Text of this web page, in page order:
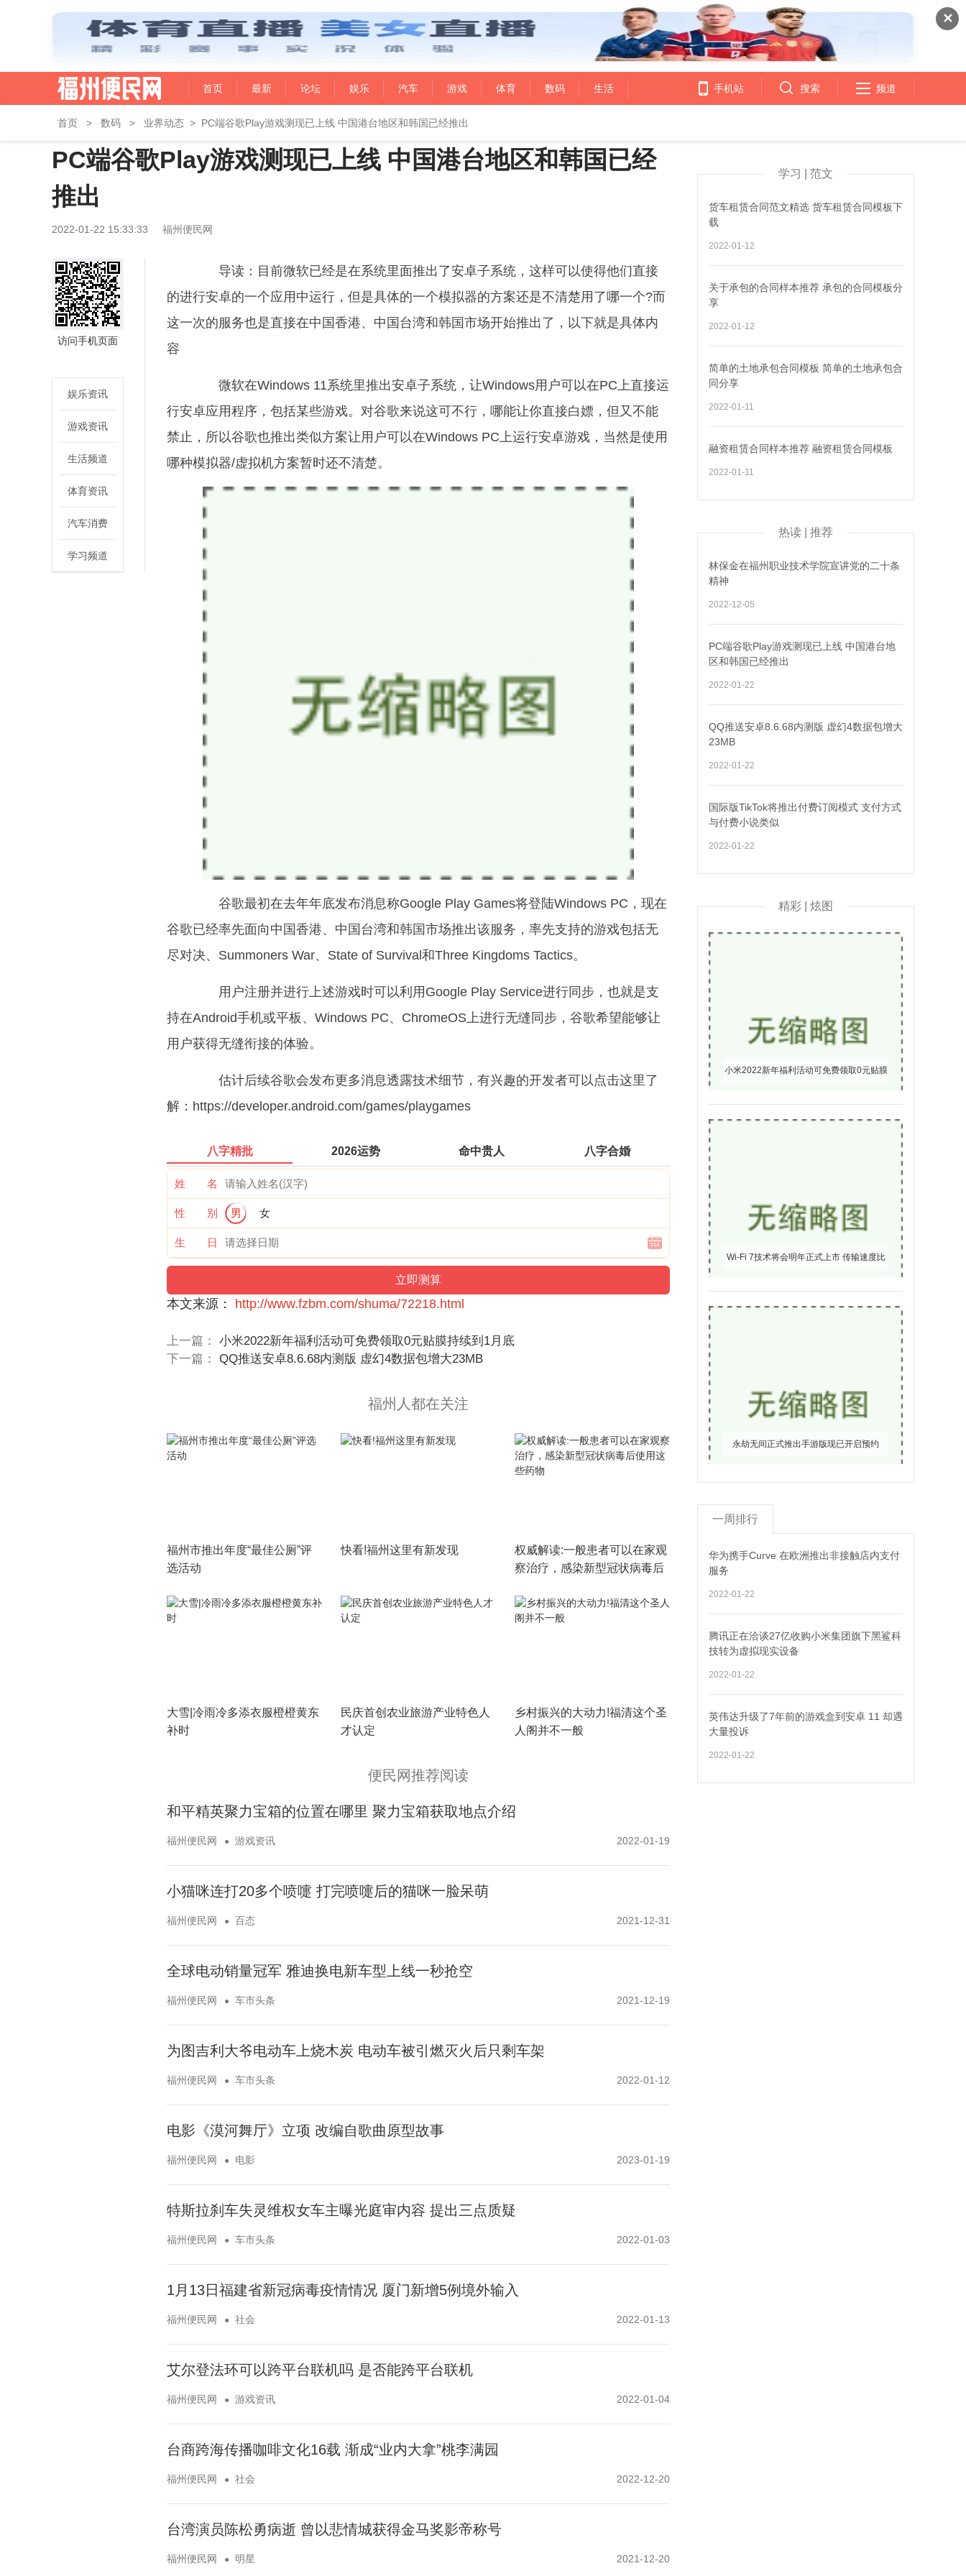
✕
首页 最新 论坛 娱乐 汽车 游戏 体育 数码 生活 手机站 搜索 频道
首页 > 数码 > 业界动态 > PC端谷歌Play游戏测现已上线 中国港台地区和韩国已经推出
PC端谷歌Play游戏测现已上线 中国港台地区和韩国已经
推出
2022-01-22 15:33:33 福州便民网
访问手机页面
娱乐资讯
游戏资讯
生活频道
体育资讯
汽车消费
学习频道
导读：目前微软已经是在系统里面推出了安卓子系统，这样可以使得他们直接
的进行安卓的一个应用中运行，但是具体的一个模拟器的方案还是不清楚用了哪一个?而
这一次的服务也是直接在中国香港、中国台湾和韩国市场开始推出了，以下就是具体内
容
微软在Windows 11系统里推出安卓子系统，让Windows用户可以在PC上直接运
行安卓应用程序，包括某些游戏。对谷歌来说这可不行，哪能让你直接白嫖，但又不能
禁止，所以谷歌也推出类似方案让用户可以在Windows PC上运行安卓游戏，当然是使用
哪种模拟器/虚拟机方案暂时还不清楚。
谷歌最初在去年年底发布消息称Google Play Games将登陆Windows PC，现在
谷歌已经率先面向中国香港、中国台湾和韩国市场推出该服务，率先支持的游戏包括无
尽对决、Summoners War、State of Survival和Three Kingdoms Tactics。
用户注册并进行上述游戏时可以利用Google Play Service进行同步，也就是支
持在Android手机或平板、Windows PC、ChromeOS上进行无缝同步，谷歌希望能够让
用户获得无缝衔接的体验。
估计后续谷歌会发布更多消息透露技术细节，有兴趣的开发者可以点击这里了
解：https://developer.android.com/games/playgames
八字精批 2026运势 命中贵人 八字合婚
姓 名
性 别 男 女
生 日
本文来源： http://www.fzbm.com/shuma/72218.html
上一篇： 小米2022新年福利活动可免费领取0元贴膜持续到1月底
下一篇： QQ推送安卓8.6.68内测版 虚幻4数据包增大23MB
福州人都在关注
福州市推出年度“最佳公厕”评
选活动
快看!福州这里有新发现
权威解读:一般患者可以在家观
察治疗，感染新型冠状病毒后
大雪|冷雨冷多添衣服橙橙黄东
补时
民庆首创农业旅游产业特色人
才认定
乡村振兴的大动力!福清这个圣
人阁并不一般
便民网推荐阅读
和平精英聚力宝箱的位置在哪里 聚力宝箱获取地点介绍
福州便民网 游戏资讯 2022-01-19
小猫咪连打20多个喷嚏 打完喷嚏后的猫咪一脸呆萌
福州便民网 百态 2021-12-31
全球电动销量冠军 雅迪换电新车型上线一秒抢空
福州便民网 车市头条 2021-12-19
为图吉利大爷电动车上烧木炭 电动车被引燃灭火后只剩车架
福州便民网 车市头条 2022-01-12
电影《漠河舞厅》立项 改编自歌曲原型故事
福州便民网 电影 2023-01-19
特斯拉刹车失灵维权女车主曝光庭审内容 提出三点质疑
福州便民网 车市头条 2022-01-03
1月13日福建省新冠病毒疫情情况 厦门新增5例境外输入
福州便民网 社会 2022-01-13
艾尔登法环可以跨平台联机吗 是否能跨平台联机
福州便民网 游戏资讯 2022-01-04
台商跨海传播咖啡文化16载 渐成“业内大拿”桃李满园
福州便民网 社会 2022-12-20
台湾演员陈松勇病逝 曾以悲情城获得金马奖影帝称号
福州便民网 明星 2021-12-20
学习 | 范文
货车租赁合同范文精选 货车租赁合同模板下
载
2022-01-12
关于承包的合同样本推荐 承包的合同模板分
享
2022-01-12
简单的土地承包合同模板 简单的土地承包合
同分享
2022-01-11
融资租赁合同样本推荐 融资租赁合同模板
2022-01-11
热读 | 推荐
林保金在福州职业技术学院宣讲党的二十条
精神
2022-12-05
PC端谷歌Play游戏测现已上线 中国港台地
区和韩国已经推出
2022-01-22
QQ推送安卓8.6.68内测版 虚幻4数据包增大
23MB
2022-01-22
国际版TikTok将推出付费订阅模式 支付方式
与付费小说类似
2022-01-22
精彩 | 炫图
小米2022新年福利活动可免费领取0元贴膜
Wi-Fi 7技术将会明年正式上市 传输速度比
永劫无间正式推出手游版现已开启预约
一周排行
华为携手Curve 在欧洲推出非接触店内支付
服务
2022-01-22
腾讯正在洽谈27亿收购小米集团旗下黑鲨科
技转为虚拟现实设备
2022-01-22
英伟达升级了7年前的游戏盒到安卓 11 却遇
大量投诉
2022-01-22